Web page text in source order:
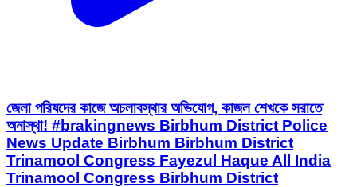
জেলা পরিষদের কাজে অচলাবস্থার অভিযোগ, কাজল শেখকে সরাতে
অনাস্থা! #brakingnews Birbhum District Police
News Update Birbhum Birbhum District
Trinamool Congress Fayezul Haque All India
Trinamool Congress Birbhum District